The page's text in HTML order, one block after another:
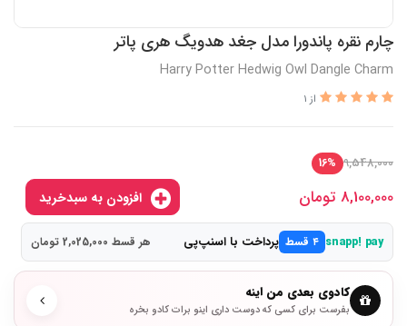
چارم نقره پاندورا مدل جغد هدویگ هری پاتر
Harry Potter Hedwig Owl Dangle Charm
از 1
9,548,000
16%
8,100,000 تومان
snapp! pay ۴ قسط پرداخت با اسنپ‌پی هر قسط 2,025,000 تومان
کادوی بعدی من اینه
بفرست برای کسی که دوست داری اینو برات کادو بخره